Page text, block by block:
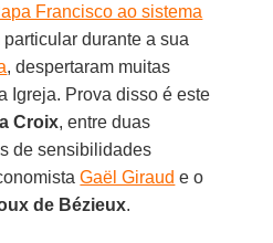
Francisco ao sistema
particular durante a sua
, despertaram muitas
Igreja. Prova disso é este
Croix, entre duas
de sensibilidades
Gaël Giraud e o
de Bézieux.